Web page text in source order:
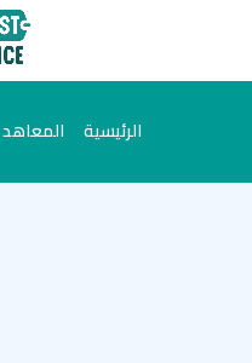
الرئيسية(current) المعاهد